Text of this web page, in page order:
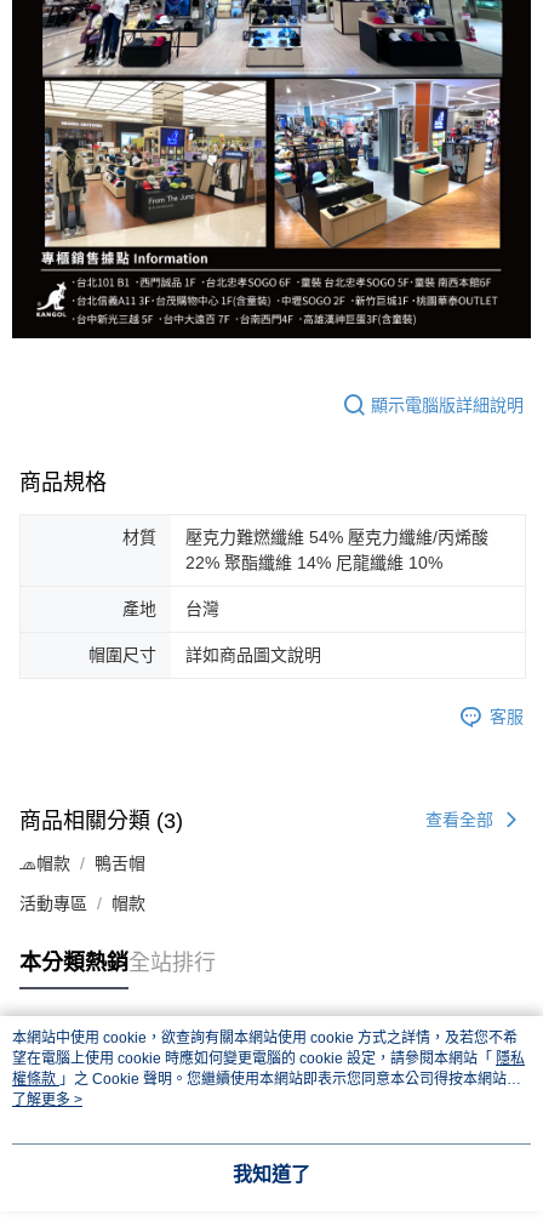
顯示電腦版詳細說明
商品規格
材質
壓克力難燃纖維 54% 壓克力纖維/丙烯酸
22% 聚酯纖維 14% 尼龍纖維 10%
產地 台灣
帽圍尺寸 詳如商品圖文說明
客服
商品相關分類 (3) 查看全部
🧢帽款 鴨舌帽
活動專區 帽款
本分類熱銷全站排行
熱門標籤
本網站中使用 cookie，欲查詢有關本網站使用 cookie 方式之詳情，及若您不希
望在電腦上使用 cookie 時應如何變更電腦的 cookie 設定，請參閱本網站「 隱私
權條款 」之 Cookie 聲明。您繼續使用本網站即表示您同意本公司得按本網站使
用條款之 Cookie 聲明使用 cookie。
了解更多 >
我知道了